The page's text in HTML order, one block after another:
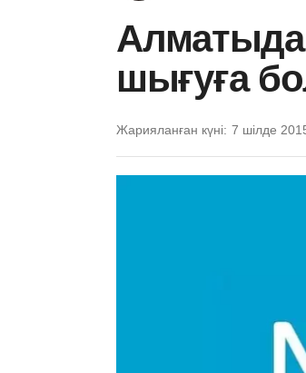
Алматыда
шығуға
Жарияланған күні: 7 шілде